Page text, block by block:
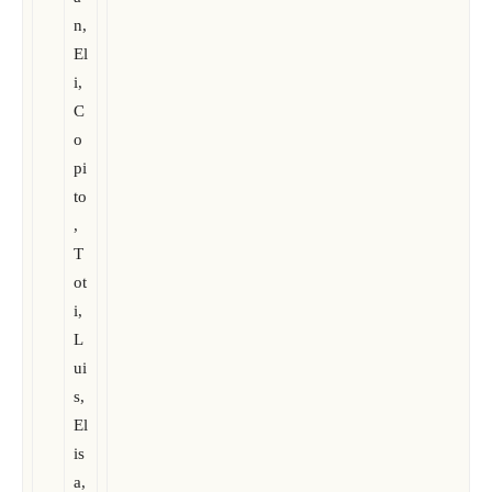
n,
El
i,
C
o
pi
to
,
T
ot
i,
L
ui
s,
El
is
a,